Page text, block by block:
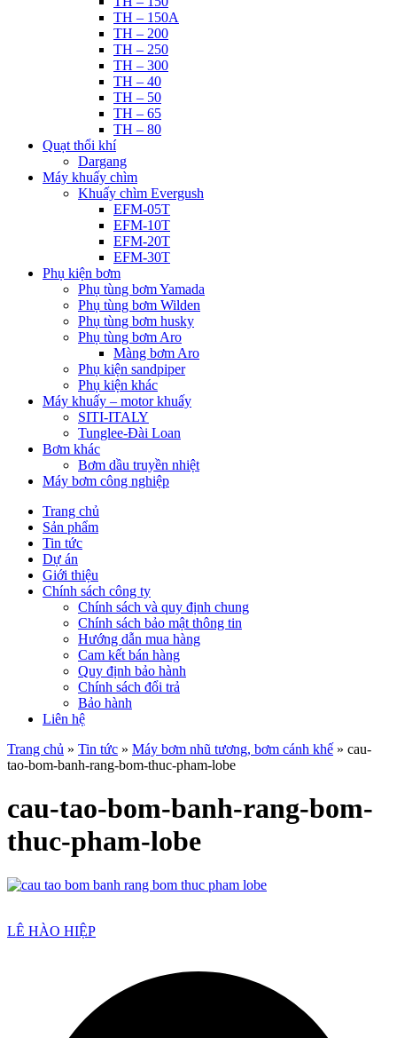
TH – 150A
TH – 200
TH – 250
TH – 300
TH – 40
TH – 50
TH – 65
TH – 80
Quạt thổi khí
Dargang
Máy khuấy chìm
Khuấy chìm Evergush
EFM-05T
EFM-10T
EFM-20T
EFM-30T
Phụ kiện bơm
Phụ tùng bơm Yamada
Phụ tùng bơm Wilden
Phụ tùng bơm husky
Phụ tùng bơm Aro
Màng bơm Aro
Phụ kiện sandpiper
Phụ kiện khác
Máy khuấy – motor khuấy
SITI-ITALY
Tunglee-Đài Loan
Bơm khác
Bơm dầu truyền nhiệt
Máy bơm công nghiệp
Trang chủ
Sản phẩm
Tin tức
Dự án
Giới thiệu
Chính sách công ty
Chính sách và quy định chung
Chính sách bảo mật thông tin
Hướng dẫn mua hàng
Cam kết bán hàng
Quy định bảo hành
Chính sách đổi trả
Bảo hành
Liên hệ
Trang chủ » Tin tức » Máy bơm nhũ tương, bơm cánh khế » cau-
tao-bom-banh-rang-bom-thuc-pham-lobe
cau-tao-bom-banh-rang-bom-
thuc-pham-lobe
LÊ HÀO HIỆP